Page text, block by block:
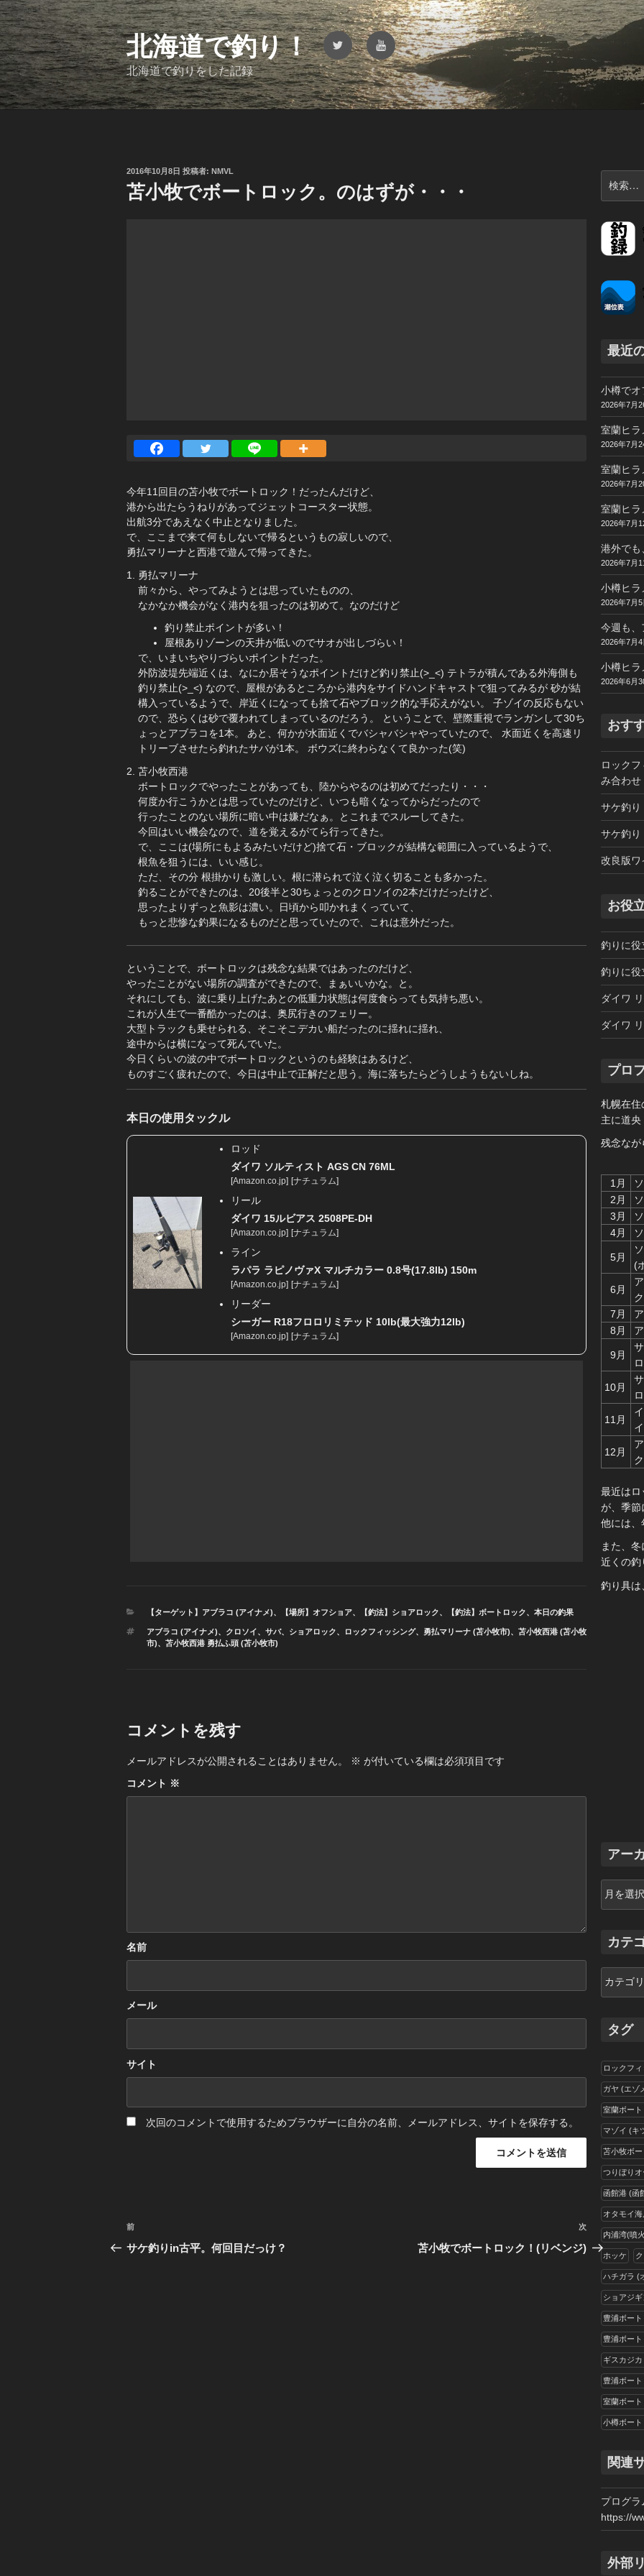
コ
ン
テ
ン
ツ
へ
ス
キ
北海道で釣り！
北海道で釣りをした記録
Twitter YouTube
投
稿
日:
2016年10月8日 投稿者: NMVL
苫小牧でボートロック。のはずが・・・
今年11回目の苫小牧でボートロック！だったんだけど、
港から出たらうねりがあってジェットコースター状態。
出航3分であえなく中止となりました。
で、ここまで来て何もしないで帰るというもの寂しいので、
勇払マリーナと西港で遊んで帰ってきた。
勇払マリーナ
前々から、やってみようとは思っていたものの、
なかなか機会がなく港内を狙ったのは初めて。なのだけど
釣り禁止ポイントが多い！
屋根ありゾーンの天井が低いのでサオが出しづらい！
で、いまいちやりづらいポイントだった。
外防波堤先端近くは、なにか居そうなポイントだけど釣り禁止(>_<) テトラが積んである外海側も
釣り禁止(>_<) なので、屋根があるところから港内をサイドハンドキャストで狙ってみるが 砂が結
構入っているようで、岸近くになっても捨て石やブロック的な手応えがない。 子ゾイの反応もない
ので、恐らくは砂で覆われてしまっているのだろう。 ということで、壁際重視でランガンして30ち
ょっとアブラコを1本。 あと、何かが水面近くでバシャバシャやっていたので、 水面近くを高速リ
トリーブさせたら釣れたサバが1本。 ボウズに終わらなくて良かった(笑)
苫小牧西港
ボートロックでやったことがあっても、陸からやるのは初めてだったり・・・
何度か行こうかとは思っていたのだけど、いつも暗くなってからだったので
行ったことのない場所に暗い中は嫌だなぁ。とこれまでスルーしてきた。
今回はいい機会なので、道を覚えるがてら行ってきた。
で、ここは(場所にもよるみたいだけど)捨て石・ブロックが結構な範囲に入っているようで、
根魚を狙うには、いい感じ。
ただ、その分 根掛かりも激しい。根に潜られて泣く泣く切ることも多かった。
釣ることができたのは、20後半と30ちょっとのクロソイの2本だけだったけど、
思ったよりずっと魚影は濃い。日頃から叩かれまくっていて、
もっと悲惨な釣果になるものだと思っていたので、これは意外だった。
ということで、ボートロックは残念な結果ではあったのだけど、
やったことがない場所の調査ができたので、まぁいいかな。と。
それにしても、波に乗り上げたあとの低重力状態は何度食らっても気持ち悪い。
これが人生で一番酷かったのは、奥尻行きのフェリー。
大型トラックも乗せられる、そこそこデカい船だったのに揺れに揺れ、
途中からは横になって死んでいた。
今日くらいの波の中でボートロックというのも経験はあるけど、
ものすごく疲れたので、今日は中止で正解だと思う。海に落ちたらどうしようもないしね。
本日の使用タックル
ロッド
ダイワ ソルティスト AGS CN 76ML
[Amazon.co.jp] [ナチュラム]
リール
ダイワ 15ルビアス 2508PE-DH
[Amazon.co.jp] [ナチュラム]
ライン
ラパラ ラピノヴァX マルチカラー 0.8号(17.8lb) 150m
[Amazon.co.jp] [ナチュラム]
リーダー
シーガー R18フロロリミテッド 10lb(最大強力12lb)
[Amazon.co.jp] [ナチュラム]
カ
ゴ
リ
【ターゲット】アブラコ (アイナメ)、 【場所】オフショア、 【釣法】ショアロック、 【釣法】ボートロック、 本日の釣果
タ
グ
アブラコ (アイナメ)、 クロソイ、 サバ、 ショアロック、 ロックフィッシング、 勇払マリーナ (苫小牧市)、 苫小牧西港 (苫小牧
市)、 苫小牧西港 勇払ふ頭 (苫小牧市)
コメントを残す
メールアドレスが公開されることはありません。 ※ が付いている欄は必須項目です
コメント ※
名前
メール
サイト
次回のコメントで使用するためブラウザーに自分の名前、メールアドレス、サイトを保存する。
投
稿
前
の
前
サケ釣りin古平。何回目だっけ？
次
次
苫小牧でボートロック！(リベンジ)
索:
最近
小樽でオ
2026年7月
室蘭ヒラ
2026年7月
室蘭ヒラ
2026年7月
室蘭ヒラ
2026年7月
港外でも
2026年7月
小樽ヒラ
2026年7月5
今週も、
2026年7月4
小樽ヒラ
2026年6月
おす
ロック
み合わせ
サケ釣り
サケ釣り
改良版ワ
お役
釣りに役
釣りに役
ダイワ
ダイワ
プロ
札幌在住
主に道
残念なが
1月
2月
3月
4月
5月
(
6月
7月
8月
9月
10月
11月
12月
最近はロ
が、季節
他には、
また、
近くの釣
釣り具は
アー
ー
ブ
カテ
ー
タグ
ロックフ
ガヤ (エゾ
室蘭ボー
マゾイ (キ
苫小牧ボ
つりぼり
函館港 (函
オタモイ
内浦湾(噴
ホッケ
ハチガラ (
ショアジ
豊浦ボー
豊浦ボー
ギスカジ
豊浦ボー
室蘭ボー
小樽ボー
関連
プログ
https://
外部